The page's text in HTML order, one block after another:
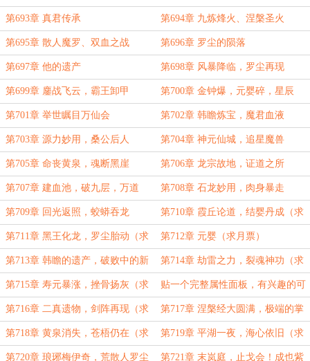
第693章 真君传承 第694章 九炼烽火、涅槃圣火
第695章 散人魔罗、双血之战 第696章 罗尘的陨落
第697章 他的遗产 第698章 风暴降临，罗尘再现
第699章 鏖战飞云，霸王卸甲 第700章 金钟爆，元婴碎，星辰
落，夜明昭
第701章 举世瞩目万仙会 第702章 韩瞻炼宝，魔君血液
第703章 源力妙用，桑公后人 第704章 神元仙城，追星魔兽
第705章 命丧黄泉，魂断黑崖 第706章 龙宗故地，证道之所
第707章 建血池，破九层，万道
终，道体隐（六千字大章）
第708章 石龙妙用，肉身暴走
第709章 回光返照，蛟蟒吞龙 第710章 霞丘论道，结婴丹成（求
月票）
第711章 黑王化龙，罗尘胎动（求
月票！）
第712章 元婴（求月票）
第713章 韩瞻的遗产，破败中的新
生（求求月票））
第714章 劫雷之力，裂魂神功（求
月票）
第715章 寿元暴涨，挫骨扬灰（求
月票！）
贴一个完整属性面板，有兴趣的可
以看看
第716章 二真遗物，剑阵再现（求
月票！）
第717章 涅槃经大圆满，极端的掌
控力！（求月票！）
第718章 黄泉消失，苍梧仍在（求
月票）
第719章 平湖一夜，海心依旧（求
月票）
第720章 琅琊梅伊奇，荒散人罗尘 第721章 末岚庭，止戈会！成也紫